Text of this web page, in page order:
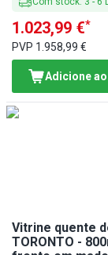
1.023,99 €*
PVP 1.958,99 €
Adicione
Vitrine quente
TORONTO -